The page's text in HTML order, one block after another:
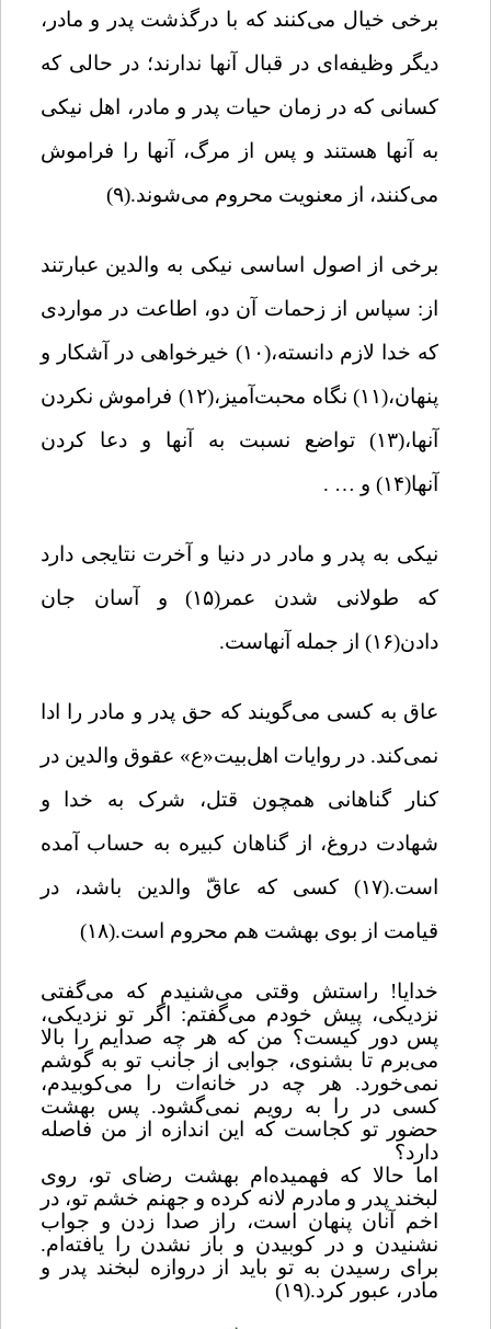
برخی خیال می‌کنند که با درگذشت پدر و مادر،
دیگر وظیفه‌ای در قبال آنها ندارند؛ در حالی که
کسانی که در زمان حیات پدر و مادر، اهل نیکی
به آنها هستند و پس از مرگ، آنها را فراموش
می‌کنند، از معنویت محروم می‌شوند.(۹)
برخی از اصول اساسی نیکی به والدین عبارتند
از: سپاس از زحمات آن دو، اطاعت در مواردی
که خدا لازم دانسته،(۱۰) خیرخواهی در آشکار و
پنهان،(۱۱) نگاه محبت‌آمیز،(۱۲) فراموش نکردن
آنها،(۱۳) تواضع نسبت به آنها و دعا کردن
آنها(۱۴) و … .
نیکی به پدر و مادر در دنیا و آخرت نتایجی دارد
که طولانی شدن عمر(۱۵) و آسان جان
دادن(۱۶) از جمله آنهاست.
عاق به کسی می‌گویند که حق پدر و مادر را ادا
نمی‌کند. در روایات اهل‌بیت«ع» عقوق والدین در
کنار گناهانی همچون قتل، شرک به خدا و
شهادت دروغ، از گناهان کبیره به حساب آمده
است.(۱۷) کسی که عاقّ والدین باشد، در
قیامت از بوی بهشت هم محروم است.(۱۸)
خدایا! راستش وقتی می‌شنیدم که می‌گفتی
نزدیکی، پیش خودم می‌گفتم: اگر تو نزدیکی،
پس دور کیست؟ من که هر چه صدایم را بالا
می‌برم تا بشنوی، جوابی از جانب تو به گوشم
نمی‌خورد. هر چه در خانه‌ات را می‌کوبیدم،
کسی در را به رویم نمی‌گشود. پس بهشت
حضور تو کجاست که این اندازه از من فاصله
دارد؟
اما حالا که فهمیده‌ام بهشت رضای تو، روی
لبخند پدر و مادرم لانه کرده و جهنم خشم تو، در
اخم آنان پنهان است، راز صدا زدن و جواب
نشنیدن و در کوبیدن و باز نشدن را یافته‌ام.
برای رسیدن به تو باید از دروازه لبخند پدر و
مادر، عبور کرد.(۱۹)